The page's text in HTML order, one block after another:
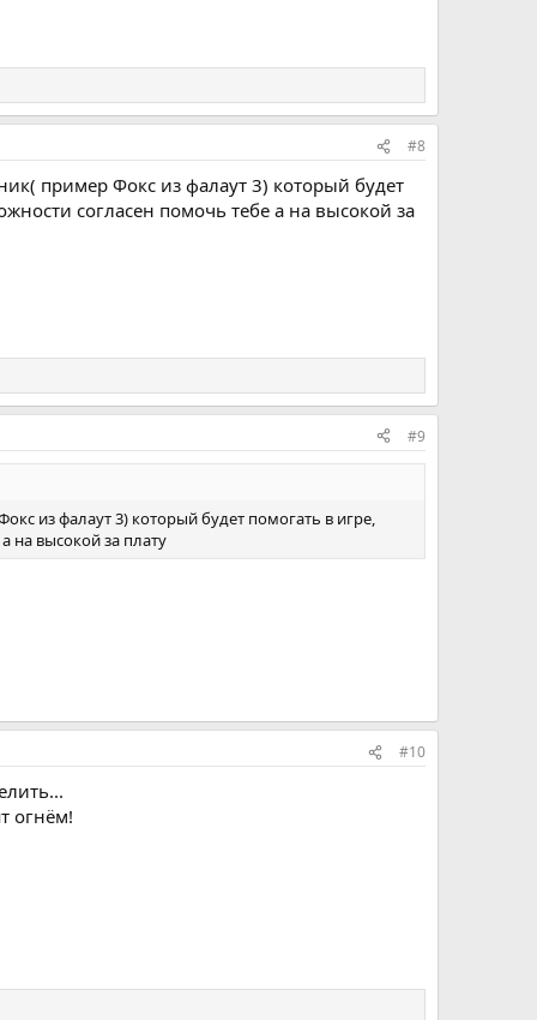
#8
пример Фокс из фалаут 3) который будет
согласен помочь тебе а на высокой за
#9
из фалаут 3) который будет помогать в игре,
на высокой за плату
#10
огнём!